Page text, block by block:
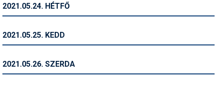
Történelem
2021.05.24. HÉTFŐ
2021.05.25. KEDD
2021.05.26. SZERDA